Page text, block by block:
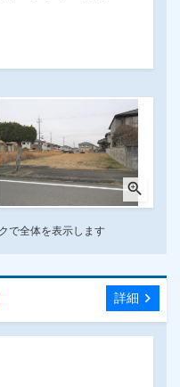
zoom_in
で全体を表示します
詳細 chevron_right